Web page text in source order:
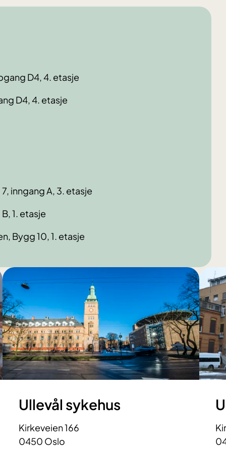
D4, 4. etasje
D4, 4. etasje
inngang A, 3. etasje
1. etasje
Bygg 10, 1. etasje
Ullevål sykehus
Kirkeveien 166
0450 Oslo